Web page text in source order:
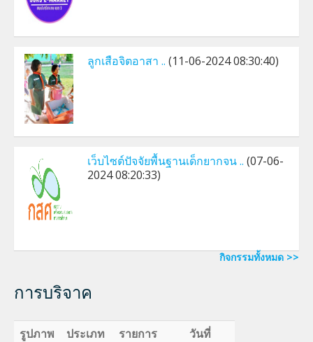
ลูกเสือจิตอาสา .. (11-06-2024 08:30:40)
เว็บไซต์ปัจจัยพื้นฐานเด็กยากจน .. (07-06-
2024 08:20:33)
กิจกรรมทั้งหมด >>
การบริจาค
รูปภาพ ประเภท รายการ
วันที่